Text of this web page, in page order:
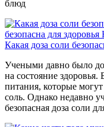
блюд
безопасна для здоровья
Какая доза соли
Учеными давно было
на состояние
питания, которые
соль. Однако недавно
безопасная доза соли